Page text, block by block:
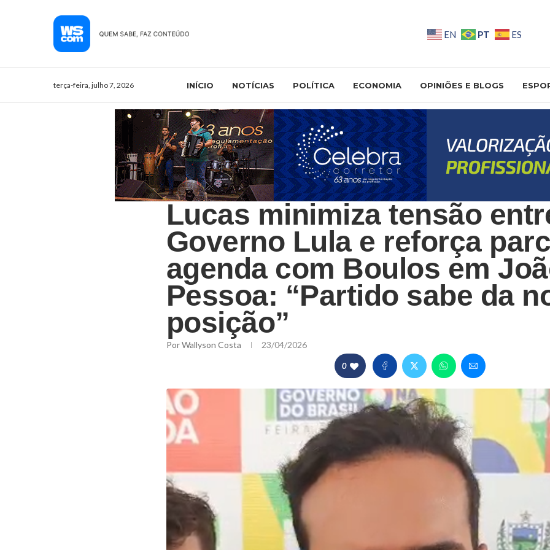
EN PT ES
terça-feira, julho 7, 2026 INÍCIO NOTÍCIAS POLÍTICA ECONOMIA OPINIÕES E BLOGS
Lucas minimiza tensão
Governo Lula e reforça
agenda com Boulos em
Pessoa: “Partido sabe da
posição”
PorWallyson Costa 23/04/2026
0